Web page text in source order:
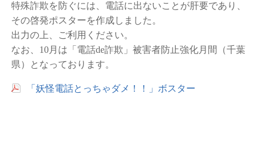
特殊詐欺を防ぐには、電話に出ないことが肝要であり、
その啓発ポスターを作成しました。
出力の上、ご利用ください。
なお、10月は「電話de詐欺」被害者防止強化月間（千葉
県）となっております。
「妖怪電話とっちゃダメ！！」ボスター